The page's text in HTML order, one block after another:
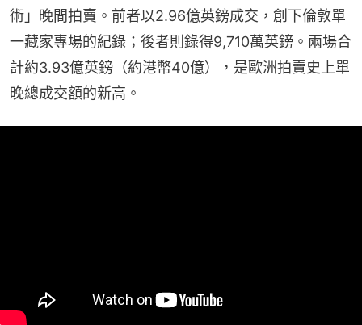
術」晚間拍賣。前者以2.96億英鎊成交，創下倫敦單
一藏家專場的紀錄；後者則錄得9,710萬英鎊。兩場合
計約3.93億英鎊（約港幣40億），是歐洲拍賣史上單
晚總成交額的新高。